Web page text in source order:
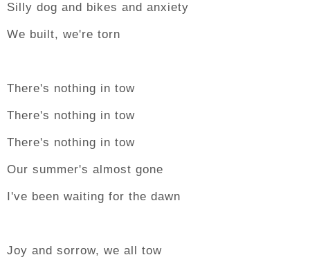
Silly dog and bikes and anxiety
We built, we're torn
There's nothing in tow
There's nothing in tow
There's nothing in tow
Our summer's almost gone
I've been waiting for the dawn
Joy and sorrow, we all tow